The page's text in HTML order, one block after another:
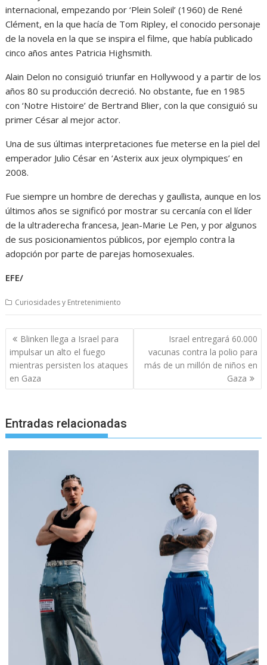
internacional, empezando por ‘Plein Soleil’ (1960) de René
Clément, en la que hacía de Tom Ripley, el conocido personaje
de la novela en la que se inspira el filme, que había publicado
cinco años antes Patricia Highsmith.
Alain Delon no consiguió triunfar en Hollywood y a partir de los
años 80 su producción decreció. No obstante, fue en 1985
con ‘Notre Histoire’ de Bertrand Blier, con la que consiguió su
primer César al mejor actor.
Una de sus últimas interpretaciones fue meterse en la piel del
emperador Julio César en ‘Asterix aux jeux olympiques’ en
2008.
Fue siempre un hombre de derechas y gaullista, aunque en los
últimos años se significó por mostrar su cercanía con el líder
de la ultraderecha francesa, Jean-Marie Le Pen, y por algunos
de sus posicionamientos públicos, por ejemplo contra la
adopción por parte de parejas homosexuales.
EFE/
Curiosidades y Entretenimiento
Navegación
de
entradas
Blinken llega a Israel para
impulsar un alto el fuego
mientras persisten los ataques
en Gaza
Israel entregará 60.000
vacunas contra la polio para
más de un millón de niños en
Gaza
Entradas relacionadas